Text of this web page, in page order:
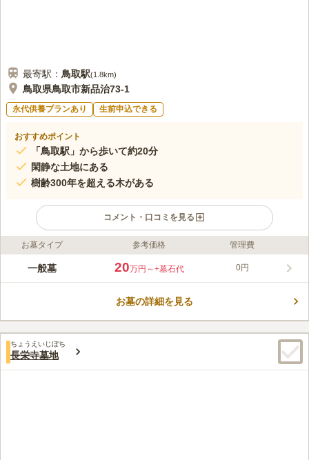
最寄駅： 鳥取駅(1.8km)
鳥取県鳥取市新品治73-1
永代供養プランあり 生前申込できる
おすすめポイント
「鳥取駅」から歩いて約20分
閑静な土地にある
樹齢300年を超える木がある
コメント・口コミを見る
ライフドット編集部のコメント
多くの寺院が集まる閑静な場所にあり、落ち着いた雰囲気が漂う
養も受け付けており、おひとり様の方や後継者にお困りの方など
口コミ評価
この霊園はまだ誰からも評価されていません。
お墓タイプ 参考価格 管理費
一般墓 20万円～+墓石代 0円
お墓の詳細を見る
ちょうえいじぼち
長栄寺墓地